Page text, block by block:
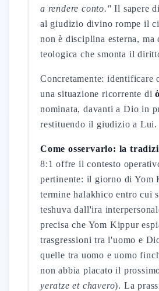
a rendere conto." Il sapere
al giudizio divino rompe il
non è disciplina esterna, ma
teologica che smonta il
Concretamente: identificare
una situazione ricorrente di
nominata, davanti a Dio in
restituendo il giudizio a Lui.
Come osservarlo: la
8:1 offre il contesto
pertinente: il giorno di Yom
termine halakhico entro cui
teshuva dall'ira
precisa che Yom Kippur
trasgressioni tra l'uomo e
quelle tra uomo e uomo
non abbia placato il
yeratze et chavero). La